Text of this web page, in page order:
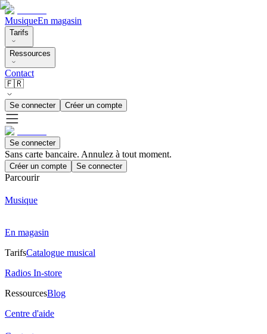
MusiqueEn magasin
Tarifs
Ressources
Contact
🇫🇷
Se connecter Créer un compte
Se connecter
Sans carte bancaire. Annulez à tout moment.
Créer un compte Se connecter
Parcourir
Musique
En magasin
TarifsCatalogue musical
Radios In-store
RessourcesBlog
Centre d'aide